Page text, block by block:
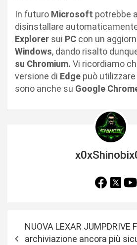
In futuro Microsoft potrebbe
disinstallare
Explorer sui PC con un
Windows, dando risalto
su Chromium. Vi ricordiamo
versione di Edge può
sono anche su Google
NUOVA LEXAR JUMPDRIVE
archiviazione ancora più